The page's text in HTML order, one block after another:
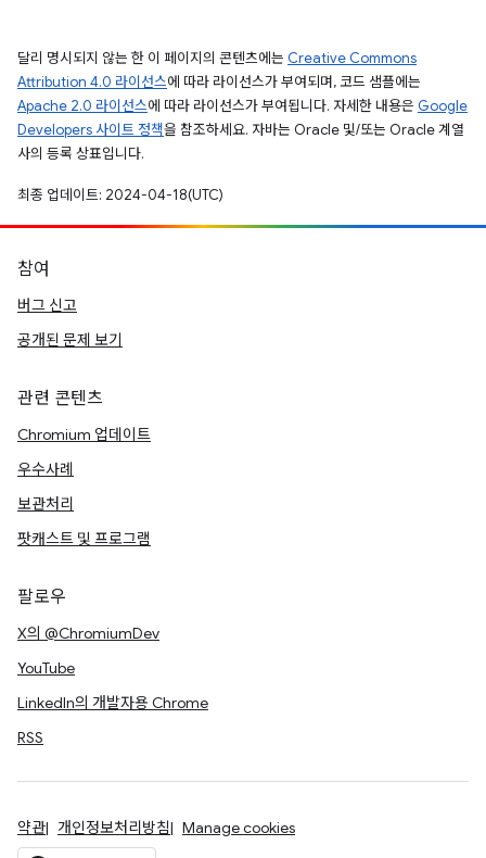
달리 명시되지 않는 한 이 페이지의 콘텐츠에는 Creative Commons
Attribution 4.0 라이선스에 따라 라이선스가 부여되며, 코드 샘플에는
Apache 2.0 라이선스에 따라 라이선스가 부여됩니다. 자세한 내용은 Google
Developers 사이트 정책을 참조하세요. 자바는 Oracle 및/또는 Oracle 계열
사의 등록 상표입니다.
최종 업데이트: 2024-04-18(UTC)
참여
버그 신고
공개된 문제 보기
관련 콘텐츠
Chromium 업데이트
우수사례
보관처리
팟캐스트 및 프로그램
팔로우
X의 @ChromiumDev
YouTube
LinkedIn의 개발자용 Chrome
RSS
약관 개인정보처리방침 Manage cookies